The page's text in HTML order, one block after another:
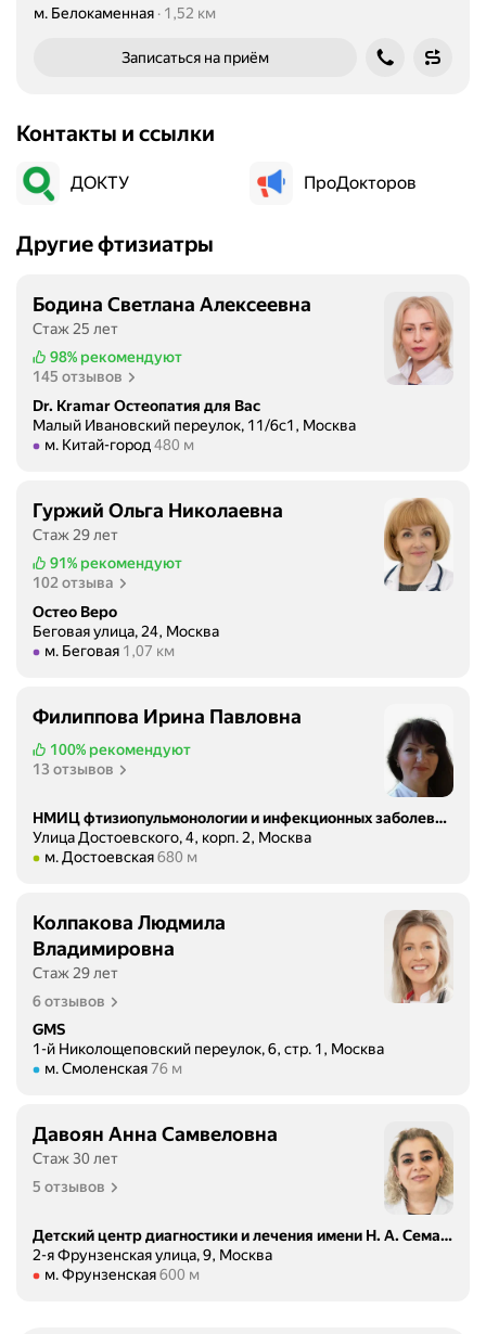
Метро м. Белокаменная Расстояние 1,52 км
м. Белокаменная 1,52 км
Записаться на приём
Контакты и ссылки
ДОКТУ ПроДокторов
Другие фтизиатры
Бодина Светлана Алексеевна
Стаж 25 лет
98% рекомендуют
145 отзывов
Dr. Kramar Остеопатия для Вас
Малый Ивановский переулок, 11/6с1, Москва
Метро м. Китай-город Расстояние 480 м
м. Китай-город 480 м
Гуржий Ольга Николаевна
Стаж 29 лет
91% рекомендуют
102 отзыва
Остео Веро
Беговая улица, 24, Москва
Метро м. Беговая Расстояние 1,07 км
м. Беговая 1,07 км
Филиппова Ирина Павловна
100% рекомендуют
13 отзывов
НМИЦ фтизиопульмонологии и инфекционных заболеваний
Улица Достоевского, 4, корп. 2, Москва
Метро м. Достоевская Расстояние 680 м
м. Достоевская 680 м
Колпакова Людмила
Владимировна
Стаж 29 лет
6 отзывов
GMS
1-й Николощеповский переулок, 6, стр. 1, Москва
Метро м. Смоленская Расстояние 76 м
м. Смоленская 76 м
Давоян Анна Самвеловна
Стаж 30 лет
5 отзывов
Детский центр диагностики и лечения имени Н. А. Семашко
2-я Фрунзенская улица, 9, Москва
Метро м. Фрунзенская Расстояние 600 м
м. Фрунзенская 600 м